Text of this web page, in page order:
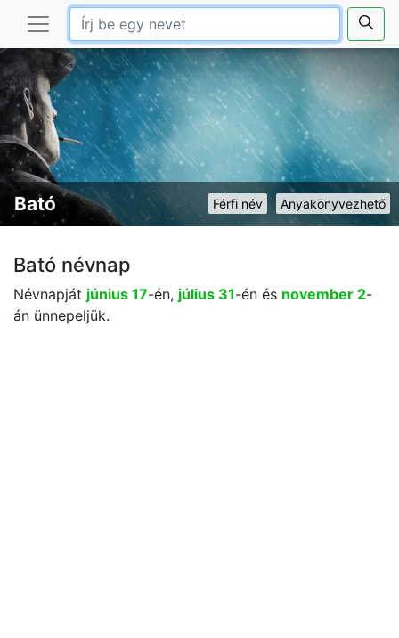
Anyakönyvezhető
Férfi név
Bató
Bató névnap
Névnapját június 17-én, július 31-én és november 2-
án ünnepeljük.